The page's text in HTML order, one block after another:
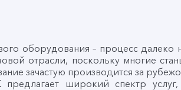
оборудования – процесс далеко
отрасли, поскольку многие
зачастую производится за
широкий спектр услуг,